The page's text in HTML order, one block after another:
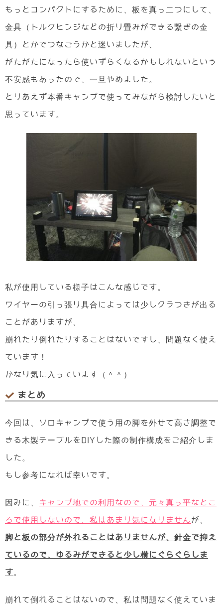
もっとコンパクトにするために、板を真っ二つにして、
金具（トルクヒンジなどの折り畳みができる繋ぎの金
具）とかでつなごうかと迷いましたが、
がたがたになったら使いずらくなるかもしれないという
不安感もあったので、一旦やめました。
とりあえず本番キャンプで使ってみながら検討したいと
思っています。
私が使用している様子はこんな感じです。
ワイヤーの引っ張り具合によっては少しグラつきが出る
ことがありますが、
崩れたり倒れたりすることはないですし、問題なく使え
ています！
かなり気に入っています（＾＾）
まとめ
今回は、ソロキャンプで使う用の脚を外せて高さ調整で
きる木製テーブルをDIYした際の制作構成をご紹介しま
した。
もし参考になれば幸いです。
因みに、 キャンプ地での利用なので、元々真っ平なとこ
ろで使用しないので、私はあまり気になりませんが、
脚と板の部分が外れることはありませんが、針金で抑え
ているので、ゆるみができると少し横にぐらぐらしま
す
崩れて倒れることはないので、私は問題なく使えていま